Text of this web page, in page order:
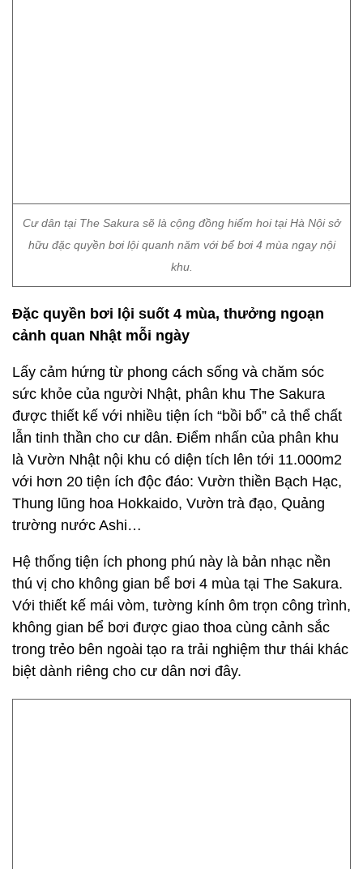
Lấy cảm hứng từ phong cách sống và chăm sóc
sức khỏe của người Nhật, phân khu The Sakura
được thiết kế với nhiều tiện ích “bồi bổ” cả thể chất
là Vườn Nhật nội khu có diện tích lên tới 11.000m2
với hơn 20 tiện ích độc đáo: Vườn thiền Bạch Hạc,
Thung lũng hoa Hokkaido, Vườn trà đạo, Quảng
trường nước Ashi…
Hệ thống tiện ích phong phú này là bản nhạc nền
thú vị cho không gian bể bơi 4 mùa tại The Sakura.
Với thiết kế mái vòm, tường kính ôm trọn công trình,
không gian bể bơi được giao thoa cùng cảnh sắc
trong trẻo bên ngoài tạo ra trải nghiệm thư thái khác
biệt dành riêng cho cư dân nơi đây.